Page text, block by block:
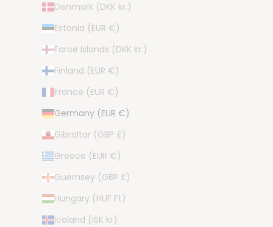
Denmark (DKK kr.)
Estonia (EUR €)
Faroe Islands (DKK kr.)
Finland (EUR €)
France (EUR €)
Germany (EUR €)
Gibraltar (GBP £)
Greece (EUR €)
Guernsey (GBP £)
Hungary (HUF Ft)
Iceland (ISK kr)